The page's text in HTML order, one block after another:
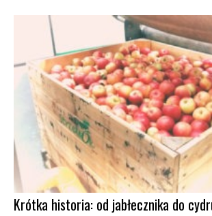
Krótka historia: od jabłecznika do